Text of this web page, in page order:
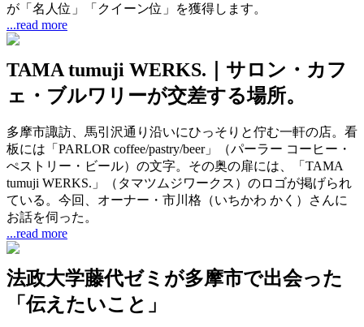
が「名人位」「クイーン位」を獲得します。
...read more
TAMA tumuji WERKS.｜サロン・カフ
ェ・ブルワリーが交差する場所。
多摩市諏訪、馬引沢通り沿いにひっそりと佇む一軒の店。看
板には「PARLOR coffee/pastry/beer」（パーラー コーヒー・
ぺストリー・ビール）の文字。その奥の扉には、「TAMA
tumuji WERKS.」（タマツムジワークス）のロゴが掲げられ
ている。今回、オーナー・市川格（いちかわ かく）さんに
お話を伺った。
...read more
法政大学藤代ゼミが多摩市で出会った
「伝えたいこと」